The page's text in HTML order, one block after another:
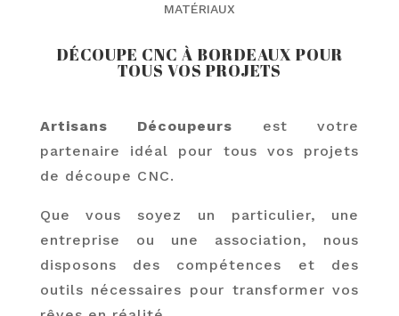
MATÉRIAUX
DÉCOUPE CNC À BORDEAUX POUR
TOUS VOS PROJETS
Artisans Découpeurs est votre
partenaire idéal pour tous vos projets
de découpe CNC.
Que vous soyez un particulier, une
entreprise ou une association, nous
disposons des compétences et des
outils nécessaires pour transformer vos